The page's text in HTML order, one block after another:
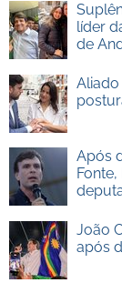
líder
de
Após
João
após